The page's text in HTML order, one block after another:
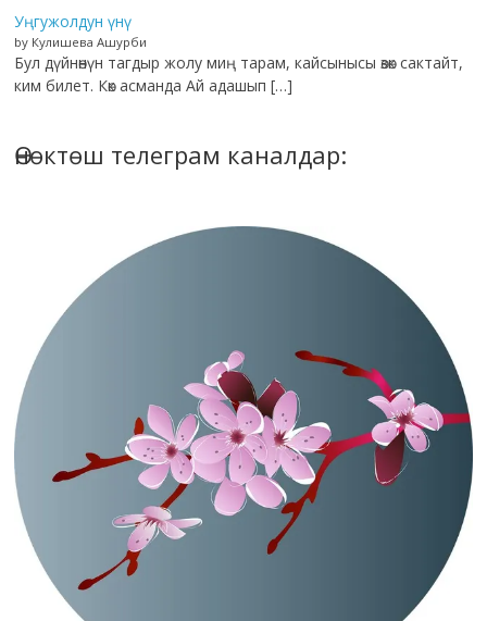
Уңгужолдун үнү
by Кулишева Ашурби
Бул дүйнөнүн тагдыр жолу миң тарам, кайсынысы өзөк сактайт,
ким билет. Көк асманда Ай адашып […]
Өнөктөш телеграм каналдар: